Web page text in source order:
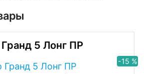
5 Лонг ПР
-15 %